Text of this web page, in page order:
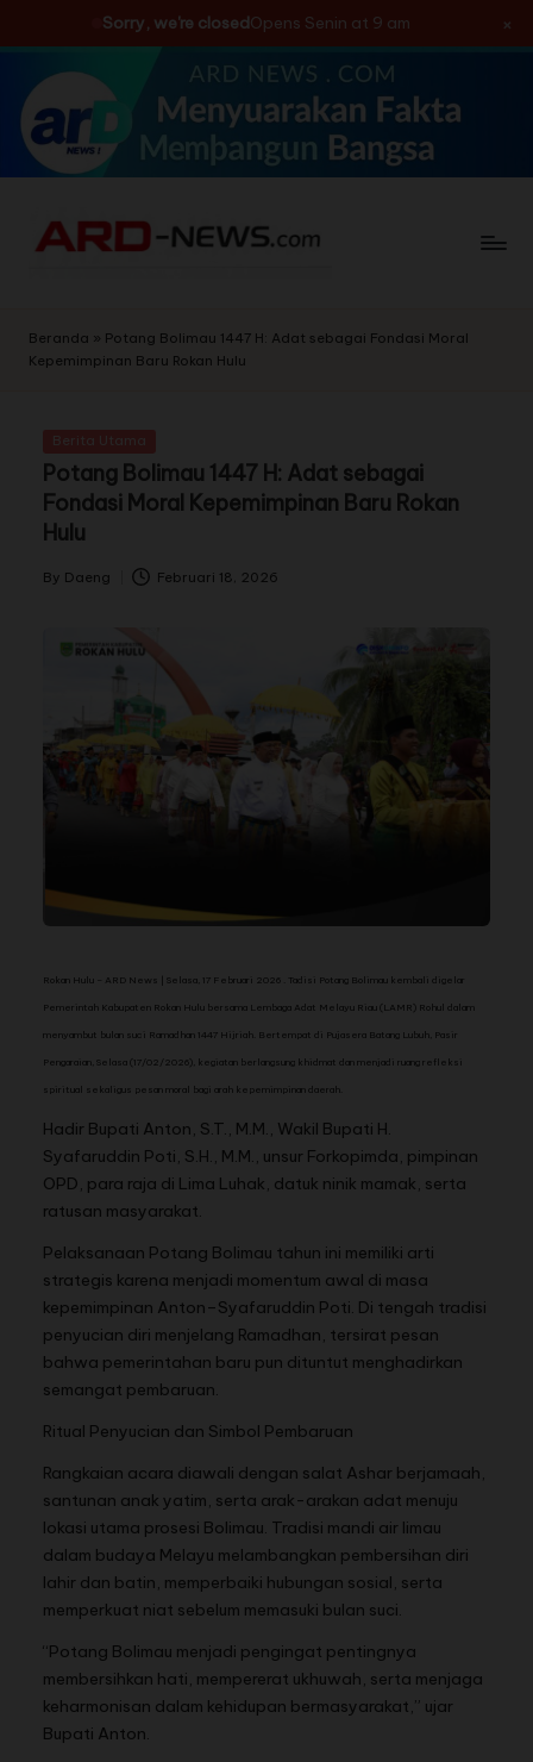
Sorry, we're closedOpens Senin at 9 am ×
Skip
content
Beranda » Potang Bolimau 1447 H: Adat sebagai Fondasi Moral
Kepemimpinan Baru Rokan Hulu
Potang Bolimau 1447 H: Adat sebagai
Fondasi Moral Kepemimpinan Baru Rokan
Hulu
By Daeng Februari 18, 2026
Rokan Hulu – ARD News | Selasa, 17 Februari 2026 . Tadisi Potang Bolimau kembali digelar
Pemerintah Kabupaten Rokan Hulu bersama Lembaga Adat Melayu Riau (LAMR) Rohul dalam
menyambut bulan suci Ramadhan 1447 Hijriah. Bertempat di Pujasera Batang Lubuh, Pasir
Pengaraian, Selasa (17/02/2026), kegiatan berlangsung khidmat dan menjadi ruang refleksi
spiritual sekaligus pesan moral bagi arah kepemimpinan daerah.
Hadir Bupati Anton, S.T., M.M., Wakil Bupati H.
Syafaruddin Poti, S.H., M.M., unsur Forkopimda, pimpinan
OPD, para raja di Lima Luhak, datuk ninik mamak, serta
ratusan masyarakat.
Pelaksanaan Potang Bolimau tahun ini memiliki arti
strategis karena menjadi momentum awal di masa
kepemimpinan Anton–Syafaruddin Poti. Di tengah tradisi
penyucian diri menjelang Ramadhan, tersirat pesan
bahwa pemerintahan baru pun dituntut menghadirkan
semangat pembaruan.
Ritual Penyucian dan Simbol Pembaruan
Rangkaian acara diawali dengan salat Ashar berjamaah,
santunan anak yatim, serta arak-arakan adat menuju
lokasi utama prosesi Bolimau. Tradisi mandi air limau
dalam budaya Melayu melambangkan pembersihan diri
lahir dan batin, memperbaiki hubungan sosial, serta
memperkuat niat sebelum memasuki bulan suci.
“Potang Bolimau menjadi pengingat pentingnya
membersihkan hati, mempererat ukhuwah, serta menjaga
keharmonisan dalam kehidupan bermasyarakat,” ujar
Bupati Anton.